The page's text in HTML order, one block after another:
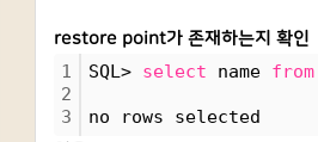
restore point가 존재하는지 확인
1
2
3
SQL> select name from
no rows selected